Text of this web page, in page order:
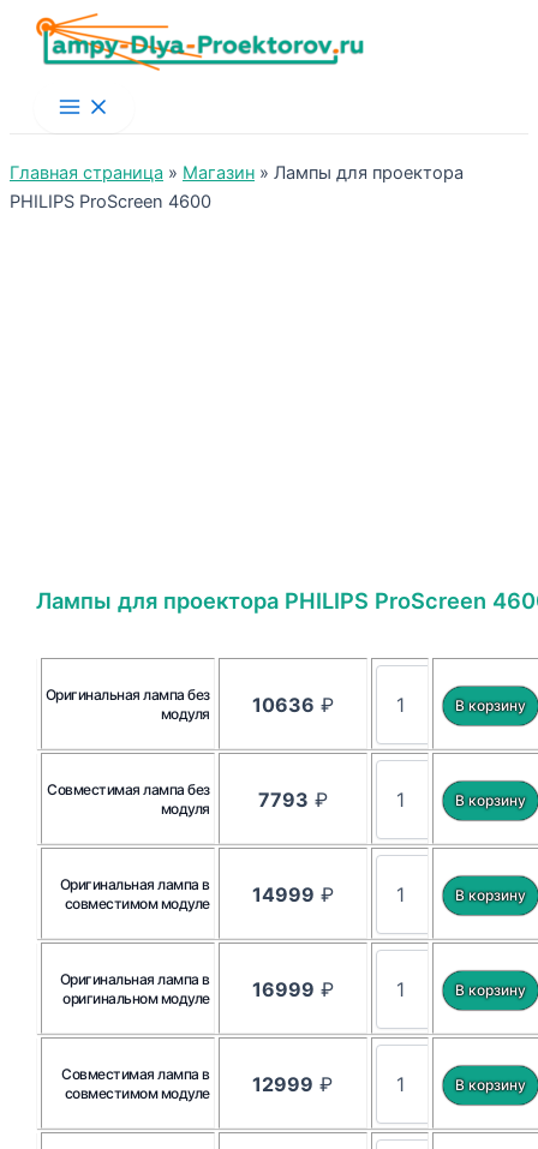
Main
Menu
Главная страница » Магазин » Лампы для проектора
PHILIPS ProScreen 4600
Лампы для проектора PHILIPS ProScreen
Оригинальная лампа без
модуля
10636 ₽
Совместимая лампа без
модуля
7793 ₽
Оригинальная лампа в
совместимом модуле
14999 ₽
Оригинальная лампа в
оригинальном модуле
16999 ₽
Совместимая лампа в
совместимом модуле
12999 ₽